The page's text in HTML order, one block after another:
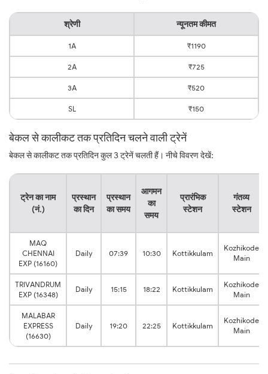
श्रेणी न्यूनतम कीमत
1A ₹1190
2A ₹725
3A ₹520
SL ₹150
बेकल से कालीकट तक प्रतिदिन चलने वाली ट्रेनें
बेकल से कालीकट तक प्रतिदिन कुल 3 ट्रेनें चलती हैं। नीचे विवरण देखें:
ट्रेन का नाम
(नं.)
प्रस्थान
का दिन
प्रस्थान
का समय
आगमन
का
समय
प्रारंभिक
स्टेशन
गंतव्य
स्टेशन
MAQ
CHENNAI
EXP (16160)
Daily 07:39 10:30 Kottikkulam
Kozhikode
Main
TRIVANDRUM
EXP (16348)
Daily 15:15 18:22 Kottikkulam
Kozhikode
Main
MALABAR
EXPRESS
(16630)
Daily 19:20 22:25 Kottikkulam
Kozhikode
Main